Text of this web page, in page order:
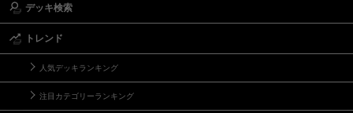
デッキ検索
トレンド
人気デッキランキング
注目カテゴリーランキング